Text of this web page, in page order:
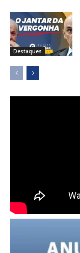
Destaques